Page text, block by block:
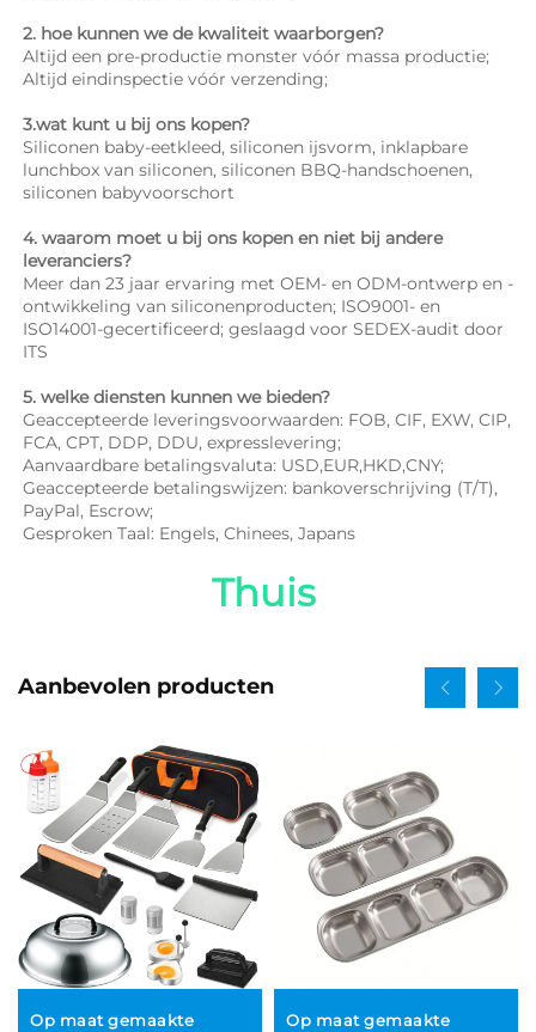
2. hoe kunnen we de kwaliteit waarborgen?
Altijd een pre-productie monster vóór massa productie;
Altijd eindinspectie vóór verzending;
3.wat kunt u bij ons kopen?
Siliconen baby-eetkleed, siliconen ijsvorm, inklapbare
lunchbox van siliconen, siliconen BBQ-handschoenen,
siliconen babyvoorschort
4. waarom moet u bij ons kopen en niet bij andere
leveranciers?
Meer dan 23 jaar ervaring met OEM- en ODM-ontwerp en -
ontwikkeling van siliconenproducten; ISO9001- en
ISO14001-gecertificeerd; geslaagd voor SEDEX-audit door
ITS
5. welke diensten kunnen we bieden?
Geaccepteerde leveringsvoorwaarden: FOB, CIF, EXW, CIP,
FCA, CPT, DDP, DDU, expresslevering;
Aanvaardbare betalingsvaluta: USD,EUR,HKD,CNY;
Geaccepteerde betalingswijzen: bankoverschrijving (T/T),
PayPal, Escrow;
Gesproken Taal: Engels, Chinees, Japans
Thuis
Aanbevolen producten
Op maat gemaakte
Op maat gemaakte